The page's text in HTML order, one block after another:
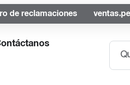
de reclamaciones